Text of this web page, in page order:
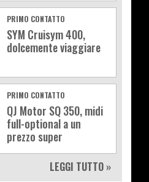
PRIMO CONTATTO
SYM Cruisym 400,
dolcemente viaggiare
PRIMO CONTATTO
QJ Motor SQ 350, midi
full-optional a un
prezzo super
LEGGI TUTTO »